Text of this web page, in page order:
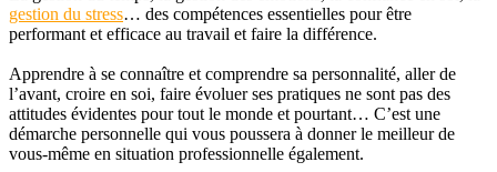
gestion du stress… des compétences essentielles pour être
performant et efficace au travail et faire la différence.
Apprendre à se connaître et comprendre sa personnalité, aller de
l’avant, croire en soi, faire évoluer ses pratiques ne sont pas des
attitudes évidentes pour tout le monde et pourtant… C’est une
démarche personnelle qui vous poussera à donner le meilleur de
vous-même en situation professionnelle également.